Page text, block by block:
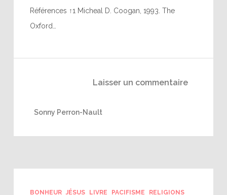
Références ↑1 Micheal D. Coogan, 1993. The
Oxford…
Laisser un commentaire
Sonny Perron-Nault
BONHEUR JÉSUS LIVRE PACIFISME
RELIGIONS